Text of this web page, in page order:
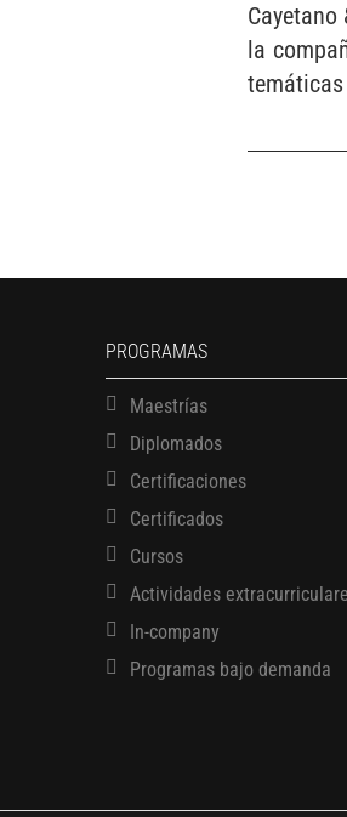
la
PROGRAMAS
Maestrías
Diplomados
Certificaciones
Certificados
Cursos
Actividades
In-company
Programas bajo demanda